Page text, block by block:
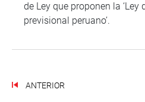
de Ley que proponen la
previsional peruano’.
ANTERIOR